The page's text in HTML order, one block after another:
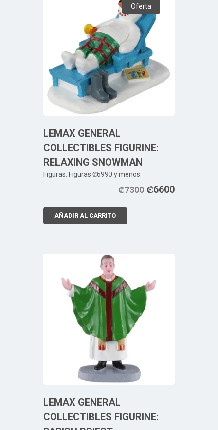
Oferta
LEMAX GENERAL
COLLECTIBLES FIGURINE:
RELAXING SNOWMAN
Figuras, Figuras ₡6990 y menos
₡7300 ₡6600
AÑADIR AL CARRITO
LEMAX GENERAL
COLLECTIBLES FIGURINE: